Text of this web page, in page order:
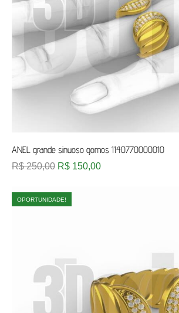
ANEL grande sinuoso gomos 1140770000010
R$250,00 R$ 150,00
OPORTUNIDADE!